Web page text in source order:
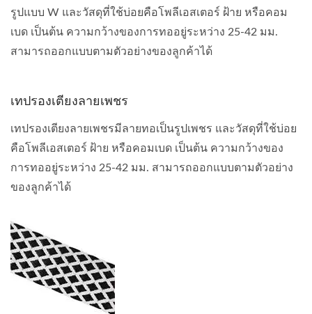
รูปแบบ W และวัสดุที่ใช้บ่อยคือโพลีเอสเตอร์ ฝ้าย หรือคอม
เบด เป็นต้น ความกว้างของการทออยู่ระหว่าง 25-42 มม.
สามารถออกแบบตามตัวอย่างของลูกค้าได้
เทปรองเตียงลายเพชร
เทปรองเตียงลายเพชรมีลายทอเป็นรูปเพชร และวัสดุที่ใช้บ่อย
คือโพลีเอสเตอร์ ฝ้าย หรือคอมเบด เป็นต้น ความกว้างของ
การทออยู่ระหว่าง 25-42 มม. สามารถออกแบบตามตัวอย่าง
ของลูกค้าได้